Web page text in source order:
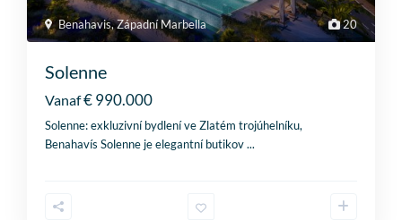
20
Benahavis,Západní Marbella
Solenne
Vanaf€ 990.000
Solenne: exkluzivní bydlení ve Zlatém trojúhelníku,
Benahavís Solenne je elegantní butikov...